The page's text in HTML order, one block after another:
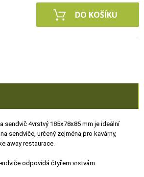
sendvič 4vrstvý 185x78x85 mm je ideální
sendviče, určený zejména pro kavárny,
away restaurace.
odpovídá čtyřem vrstvám